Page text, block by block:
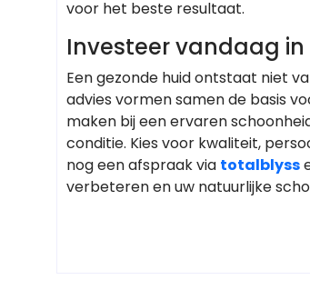
voor het beste resultaat.
Investeer vandaag
Een gezonde huid ontstaat niet
advies vormen samen de basis
maken bij een ervaren
conditie. Kies voor kwaliteit,
nog een afspraak via totalblyss
verbeteren en uw natuurlijke